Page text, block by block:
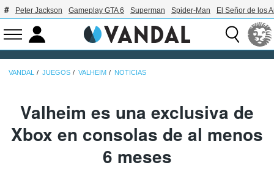
Peter Jackson Gameplay GTA 6 Superman Spider-Man El Señor de los
VANDAL JUEGOS VALHEIM NOTICIAS
Valheim es una exclusiva de
Xbox en consolas de al menos
6 meses